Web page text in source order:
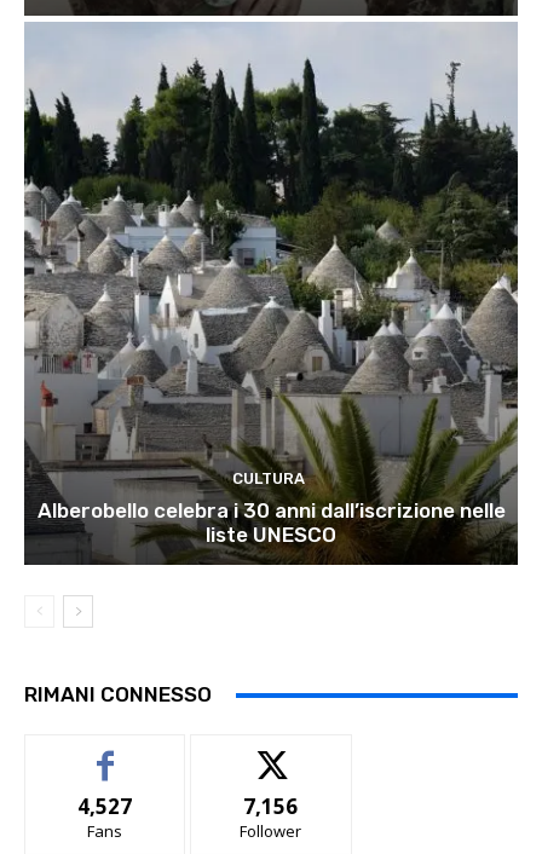
CULTURA
Alberobello celebra i 30 anni dall’iscrizione nelle
liste UNESCO
RIMANI CONNESSO
4,527
Fans
7,156
Follower